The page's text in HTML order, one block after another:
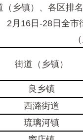
镇）、各区排名
16日-28日全市
（
街道（乡镇）
良乡镇
西潞街道
琉璃河镇